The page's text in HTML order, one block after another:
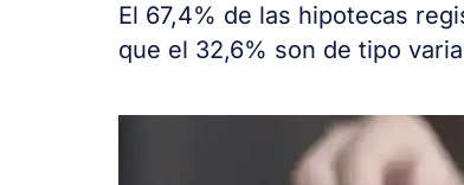
El 67,4% de las hipotecas
que el 32,6% son de tipo